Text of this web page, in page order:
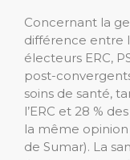
Concernant la
différence entre
électeurs ERC,
post-
soins de santé,
l’ERC et 28 %
la même
de Sumar). La